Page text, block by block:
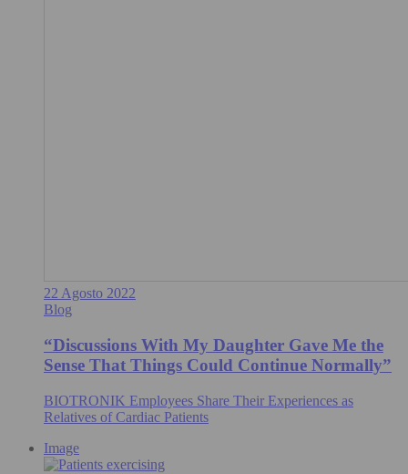
22 Agosto 2022
Blog
“Discussions With My Daughter Gave Me the
Sense That Things Could Continue Normally”
BIOTRONIK Employees Share Their Experiences as
Relatives of Cardiac Patients
Image